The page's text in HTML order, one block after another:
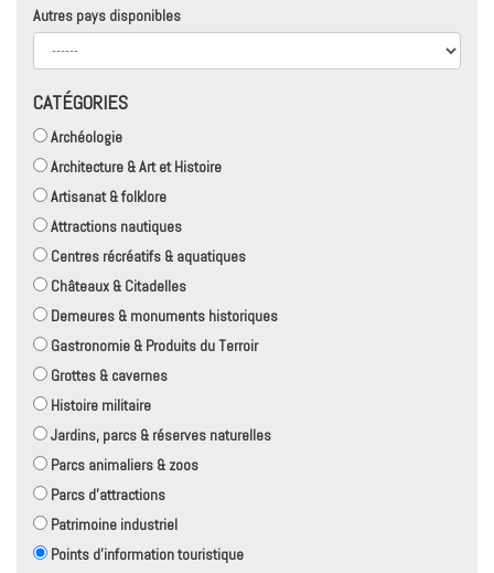
Autres pays disponibles
CATÉGORIES
Archéologie
Architecture & Art et Histoire
Artisanat & folklore
Attractions nautiques
Centres récréatifs & aquatiques
Châteaux & Citadelles
Demeures & monuments historiques
Gastronomie & Produits du Terroir
Grottes & cavernes
Histoire militaire
Jardins, parcs & réserves naturelles
Parcs animaliers & zoos
Parcs d'attractions
Patrimoine industriel
Points d'information touristique